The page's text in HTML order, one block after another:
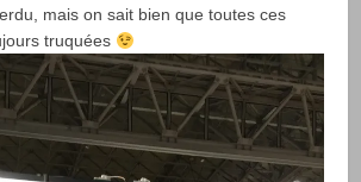
mais on sait bien que toutes ces
truquées